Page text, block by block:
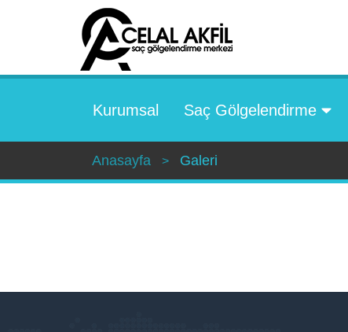
Kurumsal Saç Gölgelendirme
Anasayfa Galeri